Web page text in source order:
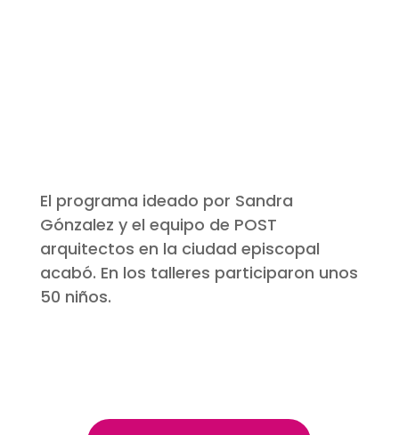
El programa ideado por Sandra
Gónzalez y el equipo de POST
arquitectos en la ciudad episcopal
acabó. En los talleres participaron unos
50 niños.